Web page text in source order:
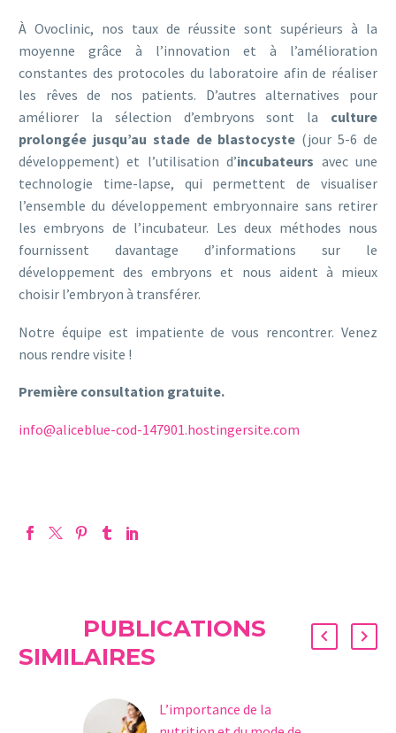
À Ovoclinic, nos taux de réussite sont supérieurs à la
moyenne grâce à l’innovation et à l’amélioration
constantes des protocoles du laboratoire afin de réaliser
les rêves de nos patients. D’autres alternatives pour
améliorer la sélection d’embryons sont la culture
prolongée jusqu’au stade de blastocyste (jour 5-6 de
développement) et l’utilisation d’incubateurs avec une
technologie time-lapse, qui permettent de visualiser
l’ensemble du développement embryonnaire sans retirer
les embryons de l’incubateur. Les deux méthodes nous
fournissent davantage d’informations sur le
développement des embryons et nous aident à mieux
choisir l’embryon à transférer.
Notre équipe est impatiente de vous rencontrer. Venez
nous rendre visite !
Première consultation gratuite.
info@aliceblue-cod-147901.hostingersite.com
PUBLICATIONS
SIMILAIRES
L’importance de la